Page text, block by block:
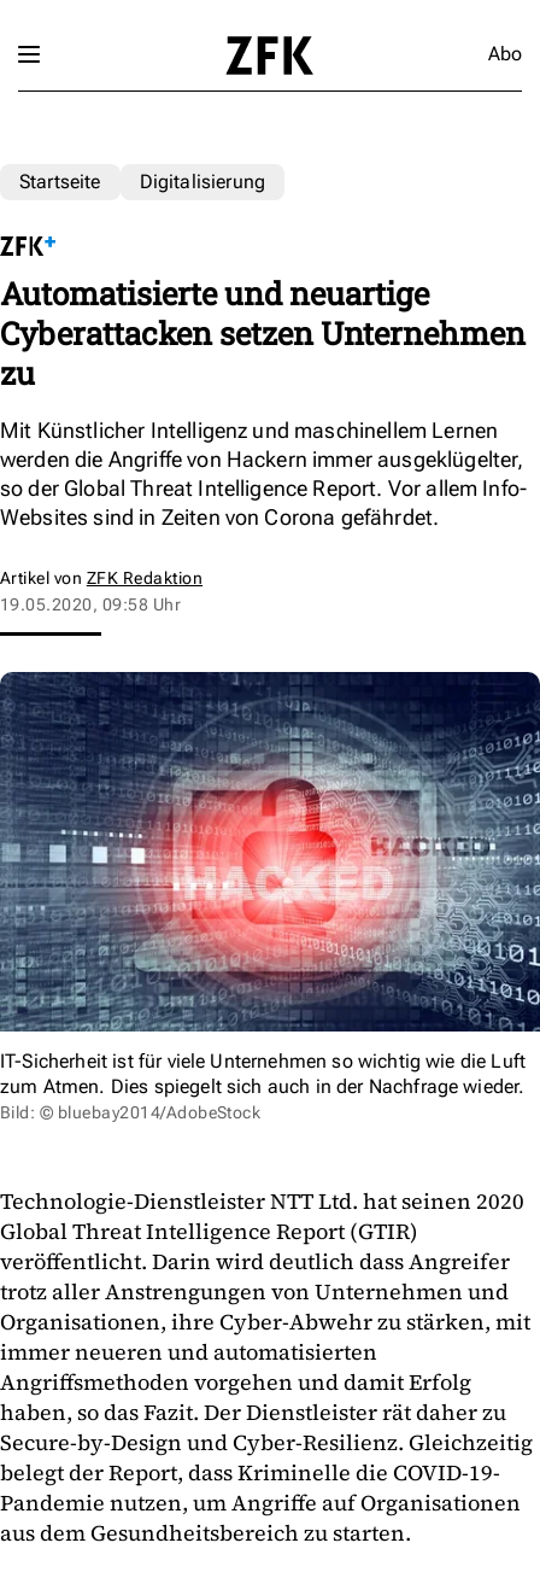
Abo
Startseite Digitalisierung
Automatisierte und neuartige
Cyberattacken setzen Unternehmen
zu
Mit Künstlicher Intelligenz und maschinellem Lernen
werden die Angriffe von Hackern immer ausgeklügelter,
so der Global Threat Intelligence Report. Vor allem Info-
Websites sind in Zeiten von Corona gefährdet.
Artikel von ZFK Redaktion
19.05.2020, 09:58 Uhr
IT-Sicherheit ist für viele Unternehmen so wichtig wie die Luft
zum Atmen. Dies spiegelt sich auch in der Nachfrage wieder.
Bild: © bluebay2014/AdobeStock
Technologie-Dienstleister NTT Ltd. hat seinen 2020
Global Threat Intelligence Report (GTIR)
veröffentlicht. Darin wird deutlich dass Angreifer
trotz aller Anstrengungen von Unternehmen und
Organisationen, ihre Cyber-Abwehr zu stärken, mit
immer neueren und automatisierten
Angriffsmethoden vorgehen und damit Erfolg
haben, so das Fazit. Der Dienstleister rät daher zu
Secure-by-Design und Cyber-Resilienz. Gleichzeitig
belegt der Report, dass Kriminelle die COVID-19-
Pandemie nutzen, um Angriffe auf Organisationen
aus dem Gesundheitsbereich zu starten.